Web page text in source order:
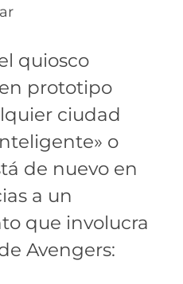
quiosco
prototipo
ciudad
o
de nuevo en
a un
que involucra
Avengers: